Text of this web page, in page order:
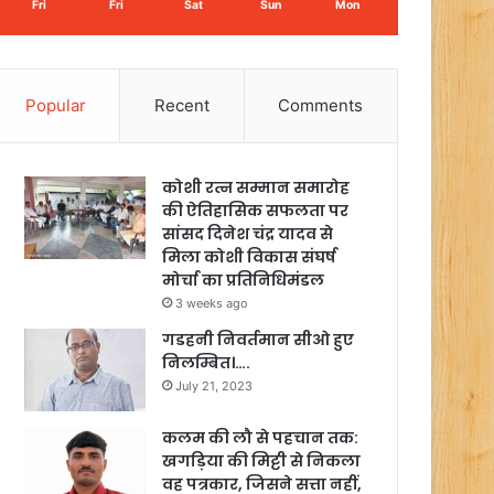
Fri Fri Sat Sun Mon
Popular Recent Comments
कोशी रत्न सम्मान समारोह
की ऐतिहासिक सफलता पर
सांसद दिनेश चंद्र यादव से
मिला कोशी विकास संघर्ष
मोर्चा का प्रतिनिधिमंडल
3 weeks ago
गडहनी निवर्तमान सीओ हुए
निलम्बित।….
July 21, 2023
कलम की लौ से पहचान तक:
खगड़िया की मिट्टी से निकला
वह पत्रकार, जिसने सत्ता नहीं,